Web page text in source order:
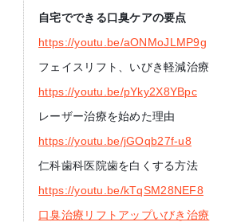
自宅でできる口臭ケアの要点
https://youtu.be/aONMoJLMP9g
フェイスリフト、いびき軽減治療
https://youtu.be/pYky2X8YBpc
レーザー治療を始めた理由
https://youtu.be/jGOqb27f-u8
仁科歯科医院歯を白くする方法
https://youtu.be/kTqSM28NEF8
口臭治療リフトアップいびき治療